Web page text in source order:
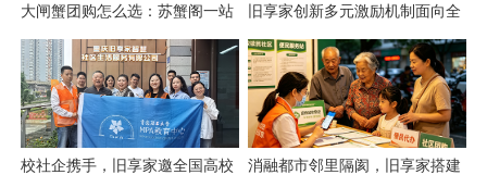
大闸蟹团购怎么选：苏蟹阁一站
式采购解析
旧享家创新多元激励机制面向全
城招募社区志愿者
校社企携手，旧享家邀全国高校
消融都市邻里隔阂，旧享家搭建